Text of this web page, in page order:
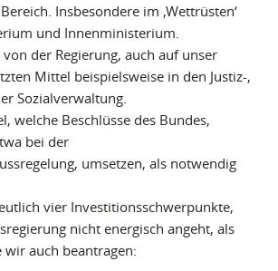
Insbesondere im ‚Wettrüsten‘
und Innenministerium.
der Regierung, auch auf unser
Mittel beispielsweise in den Justiz-,
Sozialverwaltung.
welche Beschlüsse des Bundes,
bei der
umsetzen, als notwendig
vier Investitionsschwerpunkte,
nicht energisch angeht, als
wir auch beantragen: